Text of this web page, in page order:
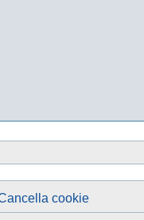
cookie